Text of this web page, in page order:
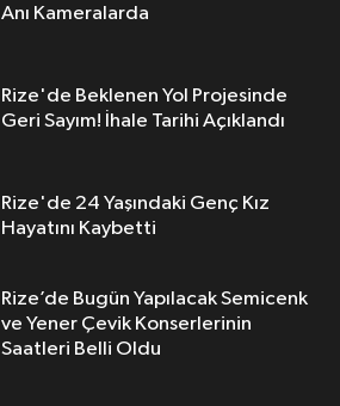
Anı Kameralarda
Rize'de Beklenen Yol Projesinde
Geri Sayım! İhale Tarihi Açıklandı
Rize'de 24 Yaşındaki Genç Kız
Hayatını Kaybetti
Rize’de Bugün Yapılacak Semicenk
ve Yener Çevik Konserlerinin
Saatleri Belli Oldu